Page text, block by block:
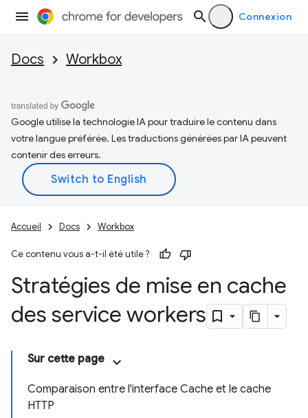
Connexion
Docs Workbox
Google utilise la technologie IA pour traduire le contenu dans
votre langue préférée. Les traductions générées par IA peuvent
contenir des erreurs.
Accueil Docs Workbox
Ce contenu vous a-t-il été utile ?
Stratégies de mise en cache
des service workers
Sur cette page
Comparaison entre l'interface Cache et le cache
HTTP